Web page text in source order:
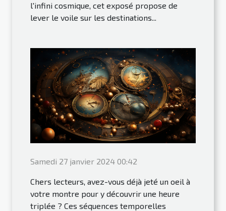
l'infini cosmique, cet exposé propose de
lever le voile sur les destinations...
Samedi 27 janvier 2024 00:42
Chers lecteurs, avez-vous déjà jeté un oeil à
votre montre pour y découvrir une heure
triplée ? Ces séquences temporelles